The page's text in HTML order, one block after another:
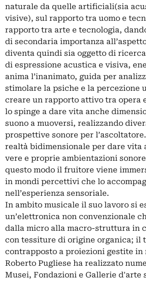
naturale da quelle artificiali(sia
visive), sul rapporto tra uomo e
rapporto tra arte e tecnologia,
di secondaria importanza
diventa quindi sia oggetto di
di espressione acustica e visiva,
anima l’inanimato, guida per
stimolare la psiche e la percezione
creare un rapporto attivo tra opera
lo spinge a dare vita anche
suono a muoversi, realizzando
prospettive sonore per
realtà bidimensionale per dare vita
vere e proprie ambientazioni
questo modo il fruitore viene
in mondi percettivi che lo
nell’esperienza sensoriale.
In ambito musicale il suo lavoro si
un’elettronica non convenzionale
dalla micro alla macro-struttura in
con tessiture di origine organica; il
contrapposto a proiezioni gestite in
Roberto Pugliese ha realizzato
Musei, Fondazioni e Gallerie d'arte